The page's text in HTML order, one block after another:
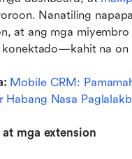
Nanatiling
at ang mga
konektado—kahit na on
Mobile CRM:
Habang Nasa
at mga extension